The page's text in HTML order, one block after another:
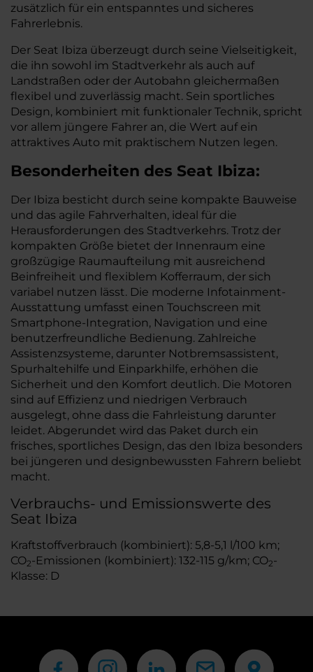
zusätzlich für ein entspanntes und sicheres
Fahrerlebnis.
Der Seat Ibiza überzeugt durch seine Vielseitigkeit,
die ihn sowohl im Stadtverkehr als auch auf
Landstraßen oder der Autobahn gleichermaßen
flexibel und zuverlässig macht. Sein sportliches
Design, kombiniert mit funktionaler Technik, spricht
vor allem jüngere Fahrer an, die Wert auf ein
attraktives Auto mit praktischem Nutzen legen.
Besonderheiten des Seat Ibiza:
Der Ibiza besticht durch seine kompakte Bauweise
und das agile Fahrverhalten, ideal für die
Herausforderungen des Stadtverkehrs. Trotz der
kompakten Größe bietet der Innenraum eine
großzügige Raumaufteilung mit ausreichend
Beinfreiheit und flexiblem Kofferraum, der sich
variabel nutzen lässt. Die moderne Infotainment-
Ausstattung umfasst einen Touchscreen mit
Smartphone-Integration, Navigation und eine
benutzerfreundliche Bedienung. Zahlreiche
Assistenzsysteme, darunter Notbremsassistent,
Spurhaltehilfe und Einparkhilfe, erhöhen die
Sicherheit und den Komfort deutlich. Die Motoren
sind auf Effizienz und niedrigen Verbrauch
ausgelegt, ohne dass die Fahrleistung darunter
leidet. Abgerundet wird das Paket durch ein
frisches, sportliches Design, das den Ibiza besonders
bei jüngeren und designbewussten Fahrern beliebt
macht.
Verbrauchs- und Emissionswerte des
Seat Ibiza
Kraftstoffverbrauch (kombiniert): 5,8-5,1 l/100 km;
CO2-Emissionen (kombiniert): 132-115 g/km; CO2-
Klasse: D